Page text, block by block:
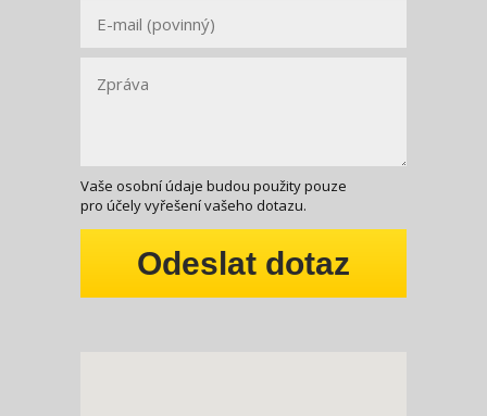
Vaše osobní údaje budou použity pouze
pro účely vyřešení vašeho dotazu.
Odeslat dotaz